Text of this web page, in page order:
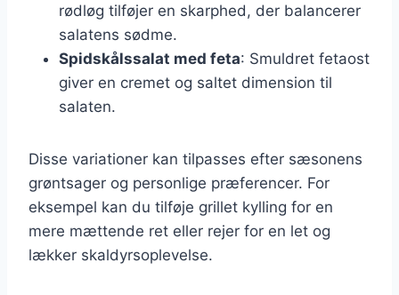
rødløg tilføjer en skarphed, der balancerer
salatens sødme.
Spidskålssalat med feta: Smuldret fetaost
giver en cremet og saltet dimension til
salaten.
Disse variationer kan tilpasses efter sæsonens
grøntsager og personlige præferencer. For
eksempel kan du tilføje grillet kylling for en
mere mættende ret eller rejer for en let og
lækker skaldyrsoplevelse.